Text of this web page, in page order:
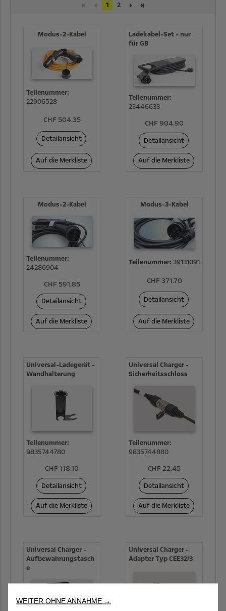
1 2
Modus-2-Kabel
Teilenummer:
22906528
CHF 504.35
Detailansicht
Auf die Merkliste
Ladekabel-Set - nur
für GB
Teilenummer:
23446633
CHF 904.90
Detailansicht
Auf die Merkliste
Modus-2-Kabel
Teilenummer:
24286904
CHF 591.85
Detailansicht
Auf die Merkliste
Modus-3-Kabel
Teilenummer: 39131091
CHF 371.70
Detailansicht
Auf die Merkliste
Universal-Ladegerät -
Wandhalterung
Teilenummer:
9835744780
CHF 118.10
Detailansicht
Auf die Merkliste
Universal Charger -
Sicherheitsschloss
Teilenummer:
9835744880
CHF 22.45
Detailansicht
Auf die Merkliste
Universal Charger -
Aufbewahrungstasch
e
Universal Charger -
Adapter Typ CEE32/3
WEITER OHNE ANNAHME →